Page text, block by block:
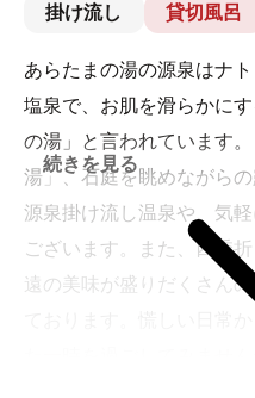
掛け流し 貸切風呂
あらたまの湯の源泉はナ
塩泉で、お肌を滑らかに
の湯」と言われています
湯」、石庭を眺めながら
源泉掛け流し温泉や、気
ございます。また、四季
遠の美味が盛りだくさん
続きを見る